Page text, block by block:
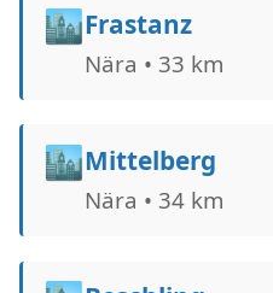
🏙️Frastanz
Nära • 33 km
🏙️Mittelberg
Nära • 34 km